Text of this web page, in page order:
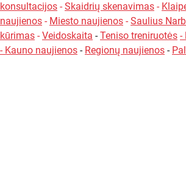
konsultacijos - Skaidrių skenavimas -
naujienos - Miesto naujienos - Saulius
kūrimas - Veidoskaita -Teniso treniruotės -
- Kauno naujienos - Regionų naujienos -